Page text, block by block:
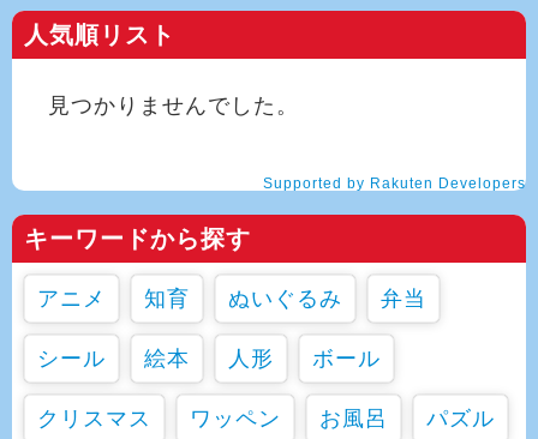
人気順リスト
見つかりませんでした。
Supported by Rakuten Developers
キーワードから探す
アニメ 知育 ぬいぐるみ 弁当
シール 絵本 人形 ボール
クリスマス ワッペン お風呂 パズル